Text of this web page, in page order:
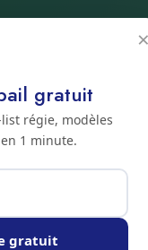
gratuit
régie, modèles
1 minute.
gratuit